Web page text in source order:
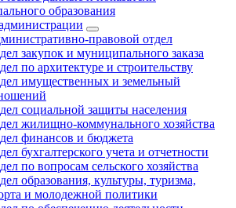
образования
правовой отдел
закупок и муниципального заказа
по архитектуре и строительству
имущественных и земельный
социальной защиты населения
жилищно-коммунального хозяйства
финансов и бюджета
бухгалтерского учета и отчетности
по вопросам сельского хозяйства
образования, культуры, туризма,
и молодежной политики